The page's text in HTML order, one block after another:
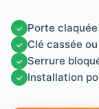
✓ Porte
✓ Clé cassée
✓ Serrure
✓ Installation